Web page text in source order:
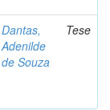
Dantas,
Adenilde
de Souza
Tese